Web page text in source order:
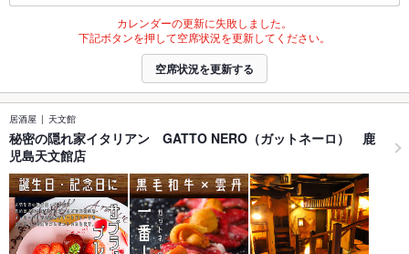
カレンダーの更新に失敗しました。
下記ボタンを押して空席状況を更新してください。
空席状況を更新する
居酒屋 天文館
秘密の隠れ家イタリアン GATTO NERO（ガットネーロ） 鹿
児島天文館店